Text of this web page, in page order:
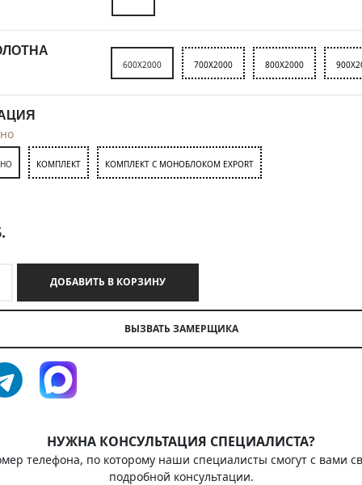
600X2000 700X2000 800X2000
КОМПЛЕКТ КОМПЛЕКТ С МОНОБЛОКОМ EXPORT
ДОБАВИТЬ В КОРЗИНУ
ВЫЗВАТЬ ЗАМЕРЩИКА
НУЖНА КОНСУЛЬТАЦИЯ СПЕЦИАЛИСТА?
телефона, по которому наши специалисты смогут с вами
подробной консультации.